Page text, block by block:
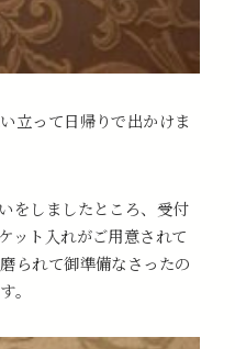
立って日帰りで出かけま
をしましたところ、受付
ット入れがご用意されて
られて御準備なさったの
。